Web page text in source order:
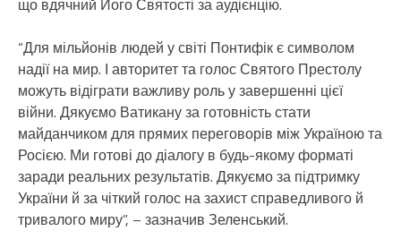
“Для мільйонів людей у світі Понтифік є символом
надії на мир. І авторитет та голос Святого Престолу
можуть відіграти важливу роль у завершенні цієї
війни. Дякуємо Ватикану за готовність стати
майданчиком для прямих переговорів між Україною та
Росією. Ми готові до діалогу в будь-якому форматі
заради реальних результатів. Дякуємо за підтримку
України й за чіткий голос на захист справедливого й
тривалого миру”, – зазначив Зеленський.